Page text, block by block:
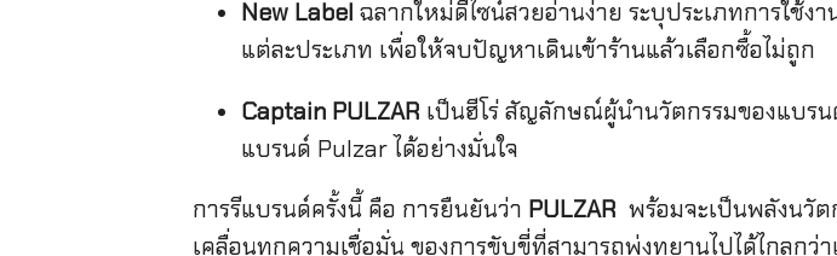
New Label ฉลากใหม่ดีไซน์สวยอ่านง่าย ระบุประเภทการใช้ง
แต่ละประเภท เพื่อให้จบปัญหาเดินเข้าร้านแล้วเลือกซื้อไม่ถูก
Captain PULZAR เป็นฮีโร่ สัญลักษณ์ผู้นำนวัตกรรมของแบร
แบรนด์ Pulzar ได้อย่างมั่นใจ
การรีแบรนด์ครั้งนี้ คือ การยืนยันว่า PULZAR พร้อมจะเป็นพลังนวั
เคลื่อนทุกความเชื่อมั่น ของการขับขี่ที่สามารถพุ่งทยานไปได้ไกลกว่า